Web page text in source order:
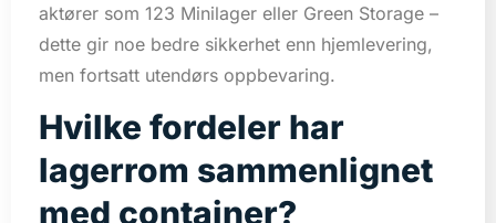
aktører som 123 Minilager eller Green Storage –
dette gir noe bedre sikkerhet enn hjemlevering,
men fortsatt utendørs oppbevaring.
Hvilke fordeler har
lagerrom sammenlignet
med container?